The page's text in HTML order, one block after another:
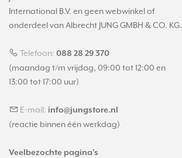
International B.V. en geen webwinkel of
onderdeel van Albrecht JUNG GMBH & CO. KG.
Telefoon: 088 28 29 370
(maandag t/m vrijdag, 09:00 tot 12:00 en
13:00 tot 17:00 uur)
E-mail: info@jungstore.nl
(reactie binnen één werkdag)
Veelbezochte pagina's